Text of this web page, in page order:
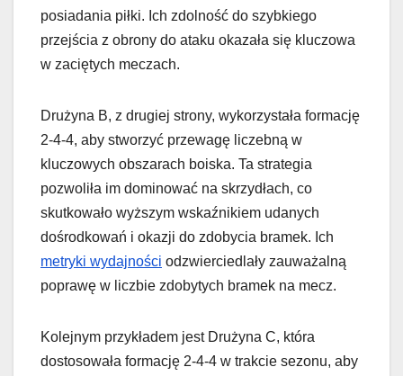
posiadania piłki. Ich zdolność do szybkiego
przejścia z obrony do ataku okazała się kluczowa
w zaciętych meczach.
Drużyna B, z drugiej strony, wykorzystała formację
2-4-4, aby stworzyć przewagę liczebną w
kluczowych obszarach boiska. Ta strategia
pozwoliła im dominować na skrzydłach, co
skutkowało wyższym wskaźnikiem udanych
dośrodkowań i okazji do zdobycia bramek. Ich
metryki wydajności odzwierciedlały zauważalną
poprawę w liczbie zdobytych bramek na mecz.
Kolejnym przykładem jest Drużyna C, która
dostosowała formację 2-4-4 w trakcie sezonu, aby